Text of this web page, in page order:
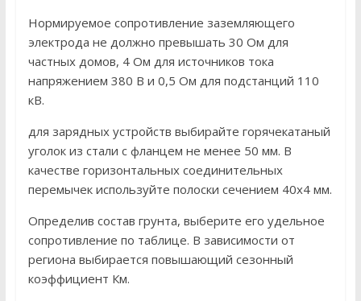
Нормируемое сопротивление заземляющего
электрода не должно превышать 30 Ом для
частных домов, 4 Ом для источников тока
напряжением 380 В и 0,5 Ом для подстанций 110
кВ.
для зарядных устройств выбирайте горячекатаный
уголок из стали с фланцем не менее 50 мм. В
качестве горизонтальных соединительных
перемычек используйте полоски сечением 40х4 мм.
Определив состав грунта, выберите его удельное
сопротивление по таблице. В зависимости от
региона выбирается повышающий сезонный
коэффициент Км.